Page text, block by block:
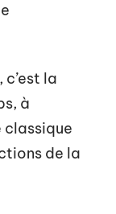
la
à
classique
de la